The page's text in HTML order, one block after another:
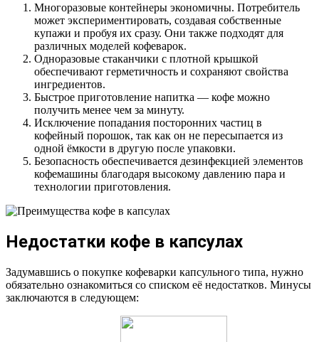
Многоразовые контейнеры экономичны. Потребитель
может экспериментировать, создавая собственные
купажи и пробуя их сразу. Они также подходят для
различных моделей кофеварок.
Одноразовые стаканчики с плотной крышкой
обеспечивают герметичность и сохраняют свойства
ингредиентов.
Быстрое приготовление напитка — кофе можно
получить менее чем за минуту.
Исключение попадания посторонних частиц в
кофейный порошок, так как он не пересыпается из
одной ёмкости в другую после упаковки.
Безопасность обеспечивается дезинфекцией элементов
кофемашины благодаря высокому давлению пара и
технологии приготовления.
Недостатки кофе в капсулах
Задумавшись о покупке кофеварки капсульного типа, нужно
обязательно ознакомиться со списком её недостатков. Минусы
заключаются в следующем: